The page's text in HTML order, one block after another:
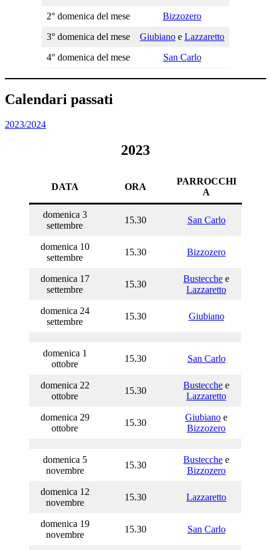
2° domenica del mese
Bizzozero
3° domenica del mese
Giubiano e Lazzaretto
4° domenica del mese
San Carlo
Calendari passati
2023/2024
2023
DATA ORA
PARROCCHI
A
domenica 3
settembre
15.30 San Carlo
domenica 10
settembre
15.30 Bizzozero
domenica 17
settembre
15.30
Bustecche e
Lazzaretto
domenica 24
settembre
15.30 Giubiano
domenica 1
ottobre
15.30 San Carlo
domenica 22
ottobre
15.30
Bustecche e
Lazzaretto
domenica 29
ottobre
15.30
Giubiano e
Bizzozero
domenica 5
novembre
15.30
Bustecche e
Bizzozero
domenica 12
novembre
15.30 Lazzaretto
domenica 19
novembre
15.30 San Carlo